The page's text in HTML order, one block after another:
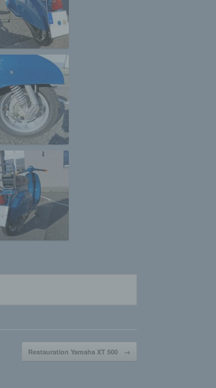
Restauration Yamaha XT 500 →